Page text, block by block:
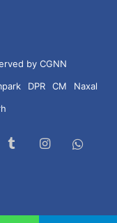
by CGNN
DPR CM
Naxal
TumblrInstagram